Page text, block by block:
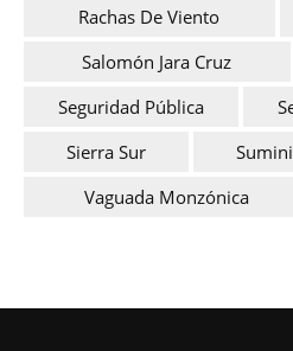
Rachas De Viento
Salomón Jara Cruz
Seguridad Pública
Sierra Sur
Vaguada Monzónica